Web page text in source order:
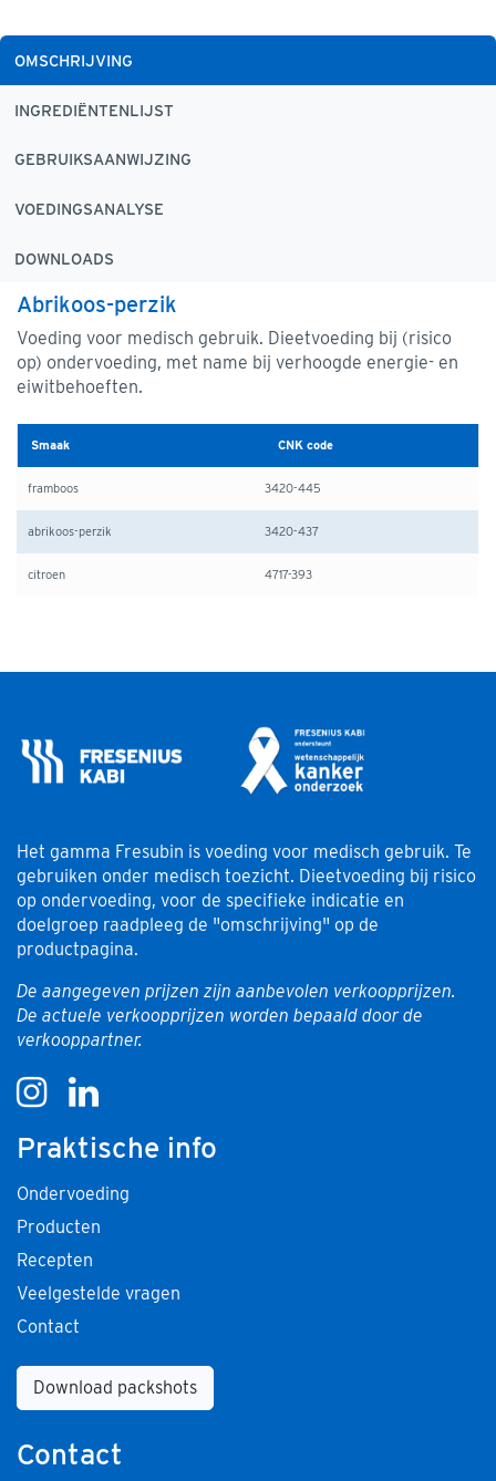
OMSCHRIJVING
INGREDIËNTENLIJST
GEBRUIKSAANWIJZING
VOEDINGSANALYSE
DOWNLOADS
Abrikoos-perzik
Voeding voor medisch gebruik. Dieetvoeding bij (risico
op) ondervoeding, met name bij verhoogde energie- en
eiwitbehoeften.
Smaak CNK code
framboos 3420-445
abrikoos-perzik 3420-437
citroen 4717-393
Het gamma Fresubin is voeding voor medisch gebruik. Te
gebruiken onder medisch toezicht. Dieetvoeding bij risico
op ondervoeding, voor de specifieke indicatie en
doelgroep raadpleeg de "omschrijving" op de
productpagina.
De aangegeven prijzen zijn aanbevolen verkoopprijzen.
De actuele verkoopprijzen worden bepaald door de
verkooppartner.
Contact
Praktische info
Ondervoeding
Producten
Recepten
Veelgestelde vragen
Contact
Download packshots